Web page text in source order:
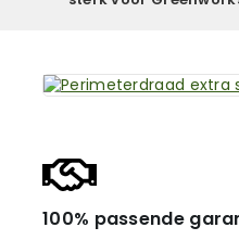
100% passende